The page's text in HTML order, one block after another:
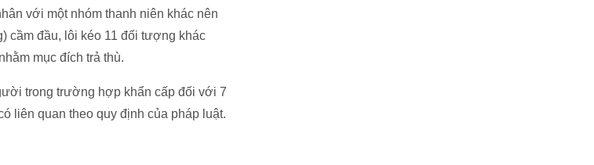
với một nhóm thanh niên khác nên
cầm đầu, lôi kéo 11 đối tượng khác
mục đích trả thù.
trong trường hợp khẩn cấp đối với 7
liên quan theo quy định của pháp luật.